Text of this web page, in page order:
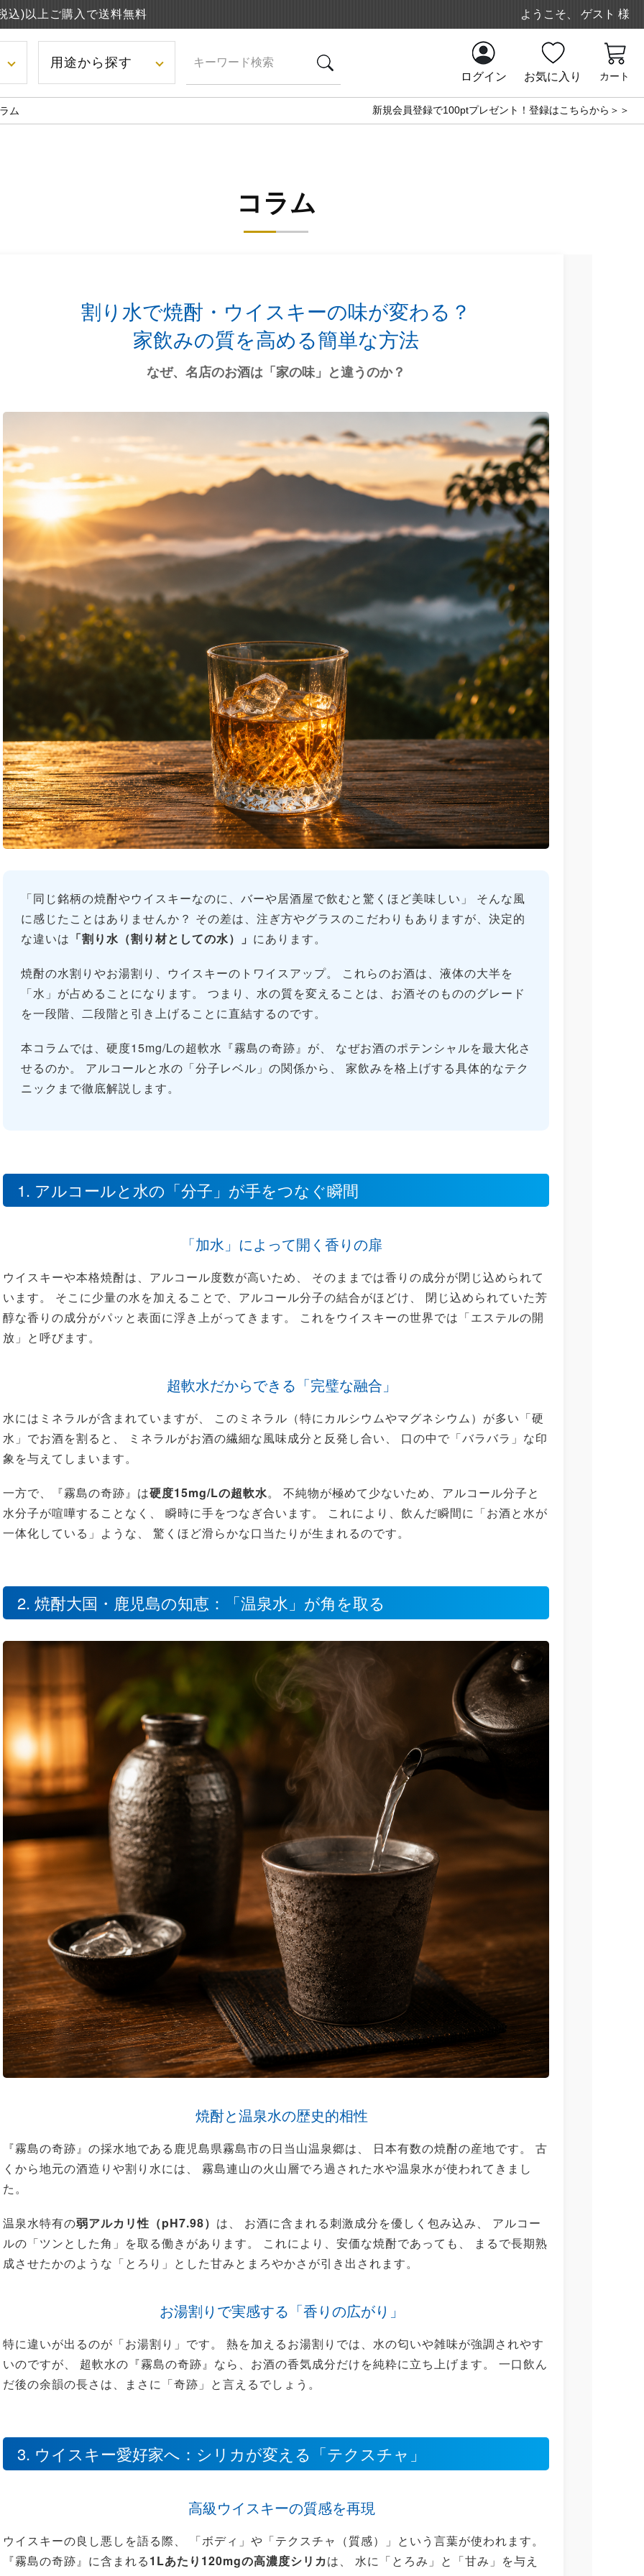
込)以上ご購入で送料無料 ようこそ、 ゲスト 様
用途から探す
ログイン お気に入り カート
ム 新規会員登録で100ptプレゼント！登録はこちらから＞＞
コラム
割り水で焼酎・ウイスキーの味が変わる？
家飲みの質を高める簡単な方法
なぜ、名店のお酒は「家の味」と違うのか？
「同じ銘柄の焼酎やウイスキーなのに、バーや居酒屋で飲むと驚くほど美味しい」 そんな風
に感じたことはありませんか？ その差は、注ぎ方やグラスのこだわりもありますが、決定的
な違いは 「割り水（割り材としての水）」 にあります。
焼酎の水割りやお湯割り、ウイスキーのトワイスアップ。 これらのお酒は、液体の大半を
「水」が占めることになります。 つまり、水の質を変えることは、お酒そのもののグレード
を一段階、二段階と引き上げることに直結するのです。
本コラムでは、硬度15mg/Lの超軟水『霧島の奇跡』が、 なぜお酒のポテンシャルを最大化さ
せるのか。 アルコールと水の「分子レベル」の関係から、 家飲みを格上げする具体的なテク
ニックまで徹底解説します。
1. アルコールと水の「分子」が手をつなぐ瞬間
「加水」によって開く香りの扉
ウイスキーや本格焼酎は、アルコール度数が高いため、 そのままでは香りの成分が閉じ込められて
います。 そこに少量の水を加えることで、アルコール分子の結合がほどけ、 閉じ込められていた芳
醇な香りの成分がパッと表面に浮き上がってきます。 これをウイスキーの世界では「エステルの開
放」と呼びます。
超軟水だからできる「完璧な融合」
水にはミネラルが含まれていますが、 このミネラル（特にカルシウムやマグネシウム）が多い「硬
水」でお酒を割ると、 ミネラルがお酒の繊細な風味成分と反発し合い、 口の中で「バラバラ」な印
象を与えてしまいます。
一方で、『霧島の奇跡』は硬度15mg/Lの超軟水。 不純物が極めて少ないため、アルコール分子と
水分子が喧嘩することなく、 瞬時に手をつなぎ合います。 これにより、飲んだ瞬間に「お酒と水が
一体化している」ような、 驚くほど滑らかな口当たりが生まれるのです。
2. 焼酎大国・鹿児島の知恵：「温泉水」が角を取る
焼酎と温泉水の歴史的相性
『霧島の奇跡』の採水地である鹿児島県霧島市の日当山温泉郷は、 日本有数の焼酎の産地です。 古
くから地元の酒造りや割り水には、 霧島連山の火山層でろ過された水や温泉水が使われてきまし
た。
温泉水特有の弱アルカリ性（pH7.98） は、 お酒に含まれる刺激成分を優しく包み込み、 アルコー
ルの「ツンとした角」を取る働きがあります。 これにより、安価な焼酎であっても、 まるで長期熟
成させたかのような「とろり」とした甘みとまろやかさが引き出されます。
お湯割りで実感する「香りの広がり」
特に違いが出るのが「お湯割り」です。 熱を加えるお湯割りでは、水の匂いや雑味が強調されやす
いのですが、 超軟水の『霧島の奇跡』なら、お酒の香気成分だけを純粋に立ち上げます。 一口飲ん
だ後の余韻の長さは、まさに「奇跡」と言えるでしょう。
3. ウイスキー愛好家へ：シリカが変える「テクスチャ」
高級ウイスキーの質感を再現
ウイスキーの良し悪しを語る際、 「ボディ」や「テクスチャ（質感）」という言葉が使われます。
『霧島の奇跡』に含まれる1Lあたり120mgの高濃度シリカは、 水に「とろみ」と「甘み」を与え